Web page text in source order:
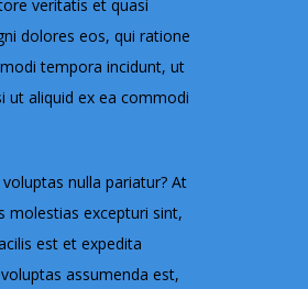
veritatis et quasi
dolores eos, qui ratione
tempora incidunt, ut
ut aliquid ex ea commodi
nulla pariatur? At
molestias excepturi sint,
est et expedita
assumenda est,